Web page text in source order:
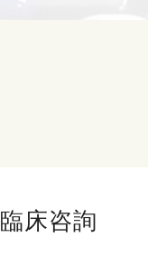
臨床咨詢